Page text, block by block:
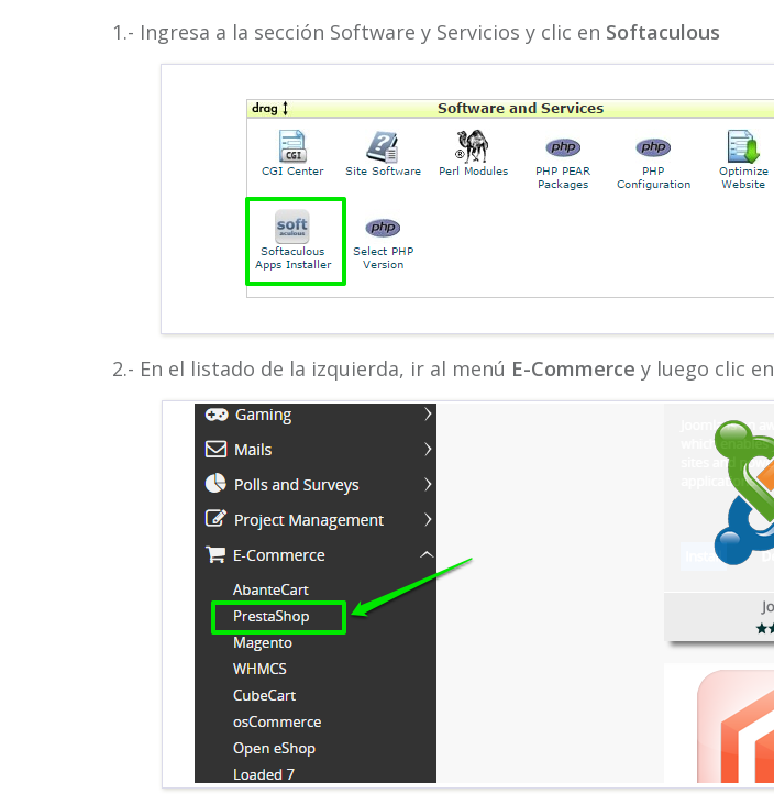
1.- Ingresa a la sección Software y Servicios y clic en Softaculous
2.- En el listado de la izquierda, ir al menú E-Commerce y luego clic en